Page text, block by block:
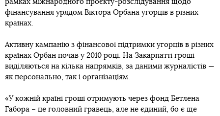
рамках міжнародного проєкту-розслідування щодо
фінансування урядом Віктора Орбана угорців в різних
країнах.
Активну кампанію з фінансової підтримки угорців в різних
країнах Орбан почав у 2010 році. На Закарпатті гроші
виділяються на кілька напрямків, за даними журналістів —
як персонально, так і організаціям.
«У кожній країні гроші отримують через фонд Бетлена
Габора – це головний гравець, але не єдиний, бо є ще